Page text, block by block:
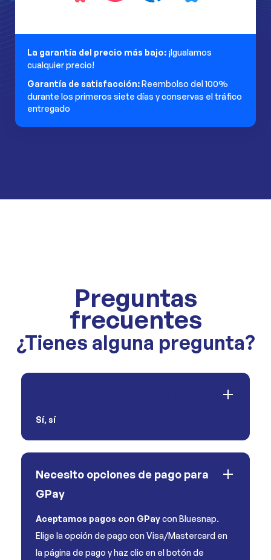
La garantía del precio más bajo: ¡Igualamos
cualquier precio!
Garantía de satisfacción:Reembolso del 100%
durante los primeros siete días y conservas el tráfico
entregado
Preguntas
frecuentes
¿Tienes alguna pregunta?
Sí, sí
Necesito opciones de pago para
GPay
Aceptamos pagos con GPaycon Bluesnap.
Elige la opción de pago con Visa/Mastercard en
la página de pago y haz clic en el botón de